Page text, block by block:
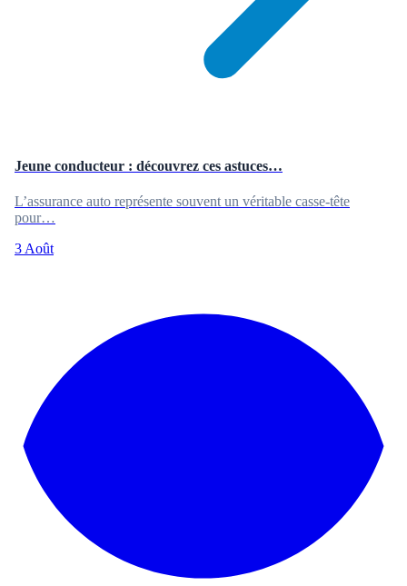
Jeune conducteur : découvrez ces astuces…
L’assurance auto représente souvent un véritable casse-tête
pour…
3 Août